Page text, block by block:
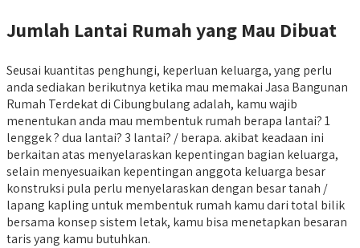
Jumlah Lantai Rumah yang Mau Dibuat
Seusai kuantitas penghungi, keperluan keluarga, yang perlu
anda sediakan berikutnya ketika mau memakai Jasa Bangunan
Rumah Terdekat di Cibungbulang adalah, kamu wajib
menentukan anda mau membentuk rumah berapa lantai? 1
lenggek ? dua lantai? 3 lantai? / berapa. akibat keadaan ini
berkaitan atas menyelaraskan kepentingan bagian keluarga,
selain menyesuaikan kepentingan anggota keluarga besar
konstruksi pula perlu menyelaraskan dengan besar tanah /
lapang kapling untuk membentuk rumah kamu dari total bilik
bersama konsep sistem letak, kamu bisa menetapkan besaran
taris yang kamu butuhkan.